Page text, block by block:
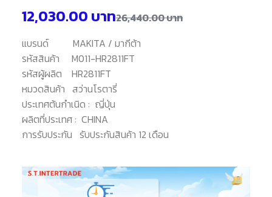
26,440.00บาท
12,030.00 บาท
แบรนด์ MAKITA / มากีต้า
รหัสสินค้า M011-HR2811FT
รหัสผู้ผลิต HR2811FT
หมวดสินค้า สว่านโรตารี่
ประเทศต้นกำเนิด : ญี่ปุ่น
ผลิตที่ประเทศ : CHINA
การรับประกัน รับประกันสินค้า 12 เดือน